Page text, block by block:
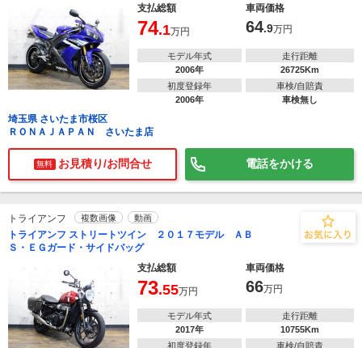
支払総額 車両価格
74.1万円 64.9万円
モデル年式
2006年
走行距離
26725Km
初度登録年
2006年
車検/自賠責
車検無し
埼玉県 さいたま市桜区
ＲＯＮＡＪＡＰＡＮ さいたま店
無料 お見積り/お問合せ 電話をかける
トライアンフ 複数画像 動画
トライアンフ ストリートツイン ２０１７モデル ＡＢ
Ｓ・ＥＧガード・サイドバッグ
支払総額
車両価格
73.55万円 66万円
モデル年式
2017年
走行距離
10755Km
初度登録年
車検/自賠責